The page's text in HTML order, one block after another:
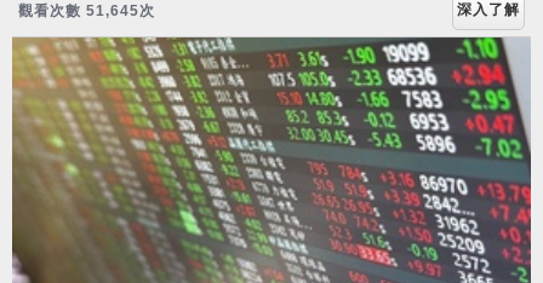
觀看次數 51,645次 深入了解